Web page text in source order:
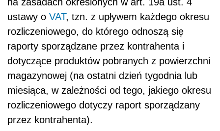
na zasadach określonych w art. 19a ust. 4
ustawy o VAT, tzn. z upływem każdego okresu
rozliczeniowego, do którego odnoszą się
raporty sporządzane przez kontrahenta i
dotyczące produktów pobranych z powierzchni
magazynowej (na ostatni dzień tygodnia lub
miesiąca, w zależności od tego, jakiego okresu
rozliczeniowego dotyczy raport sporządzany
przez kontrahenta).